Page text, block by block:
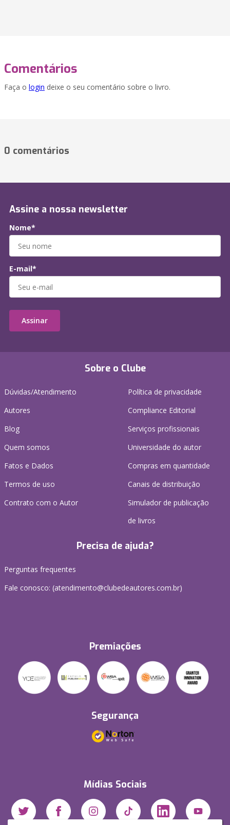
Comentários
Faça o login deixe o seu comentário sobre o livro.
0 comentários
Sobre o Clube
Dúvidas/Atendimento
Autores
Blog
Quem somos
Fatos e Dados
Termos de uso
Contrato com o Autor
Política de privacidade
Compliance Editorial
Serviços profissionais
Universidade do autor
Compras em quantidade
Canais de distribuição
Simulador de publicação
de livros
Precisa de ajuda?
Perguntas frequentes
Fale conosco: (atendimento@clubedeautores.com.br)
Premiações
Segurança
Mídias Sociais
Assine a nossa newsletter
Nome*
E-mail*
Assinar